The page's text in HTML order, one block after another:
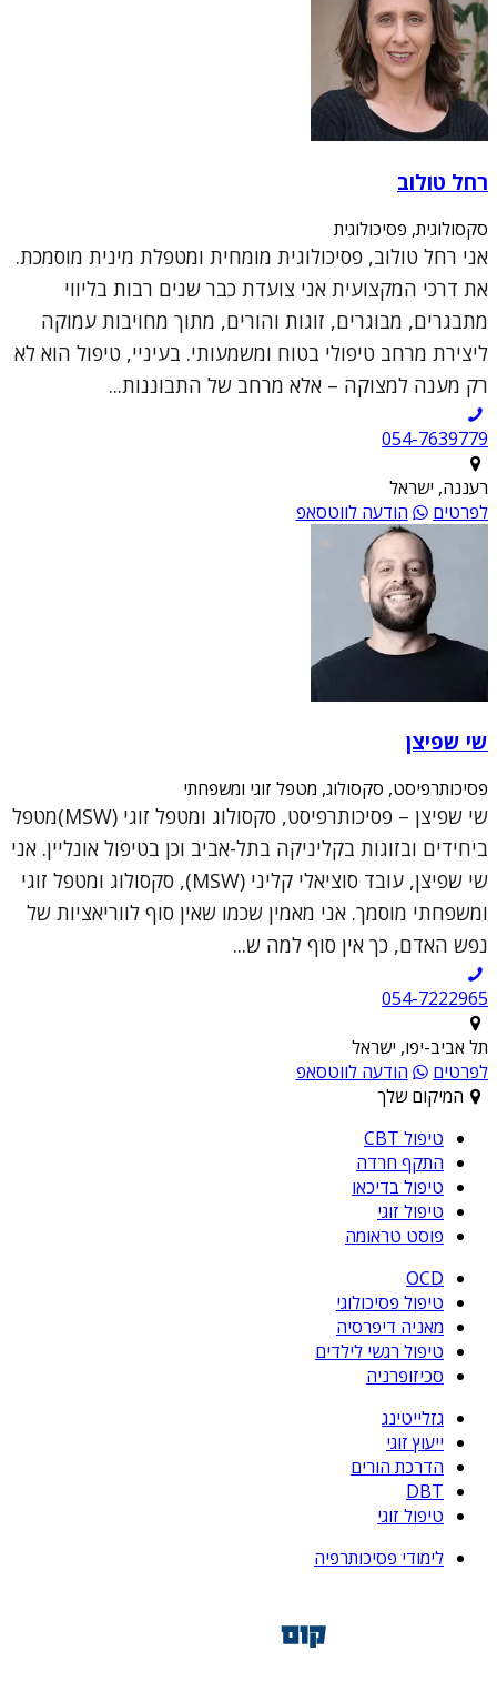
רחל טולוב
סקסולוגית, פסיכולוגית
אני רחל טולוב, פסיכולוגית מומחית ומטפלת מינית מוסמכת.
את דרכי המקצועית אני צועדת כבר שנים רבות בליווי
מתבגרים, מבוגרים, זוגות והורים, מתוך מחויבות עמוקה
ליצירת מרחב טיפולי בטוח ומשמעותי. בעיניי, טיפול הוא לא
רק מענה למצוקה – אלא מרחב של התבוננות...
054-7639779
רעננה, ישראל
לפרטים
הודעה לווטסאפ
שי שפיצן
פסיכותרפיסט, סקסולוג, מטפל זוגי ומשפחתי
שי שפיצן – פסיכותרפיסט, סקסולוג ומטפל זוגי (MSW)מטפל
ביחידים ובזוגות בקליניקה בתל-אביב וכן בטיפול אונליין. אני
שי שפיצן, עובד סוציאלי קליני (MSW), סקסולוג ומטפל זוגי
ומשפחתי מוסמך. אני מאמין שכמו שאין סוף לווריאציות של
נפש האדם, כך אין סוף למה ש...
054-7222965
תל אביב-יפו, ישראל
לפרטים
הודעה לווטסאפ
המיקום שלך
טיפול CBT
התקף חרדה
טיפול בדיכאו
טיפול זוגי
פוסט טראומה
OCD
טיפול פסיכולוגי
מאניה דיפרסיה
טיפול רגשי לילדים
סכיזופרניה
גזלייטינג
ייעוץ זוגי
הדרכת הורים
DBT
טיפול זוגי
לימודי פסיכותרפיה